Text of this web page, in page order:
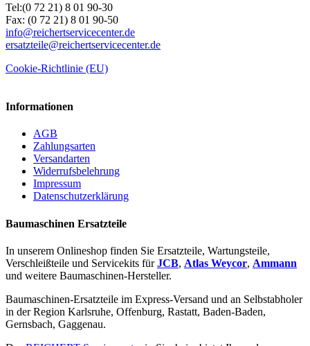
Tel:(0 72 21) 8 01 90-30
Fax: (0 72 21) 8 01 90-50
info@reichertservicecenter.de
ersatzteile@reichertservicecenter.de
Cookie-Richtlinie (EU)
Informationen
AGB
Zahlungsarten
Versandarten
Widerrufsbelehrung
Impressum
Datenschutzerklärung
Baumaschinen Ersatzteile
In unserem Onlineshop finden Sie Ersatzteile, Wartungsteile,
Verschleißteile und Servicekits fürJCB, Atlas Weycor, Ammann
und weitere Baumaschinen-Hersteller.
Baumaschinen-Ersatzteile im Express-Versand und an Selbstabholer
in der Region Karlsruhe, Offenburg, Rastatt, Baden-Baden,
Gernsbach, Gaggenau.